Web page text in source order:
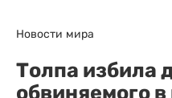
Новости мира
Толпа избила
обвиняемого